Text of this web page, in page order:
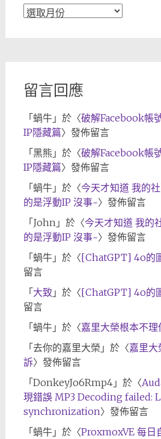
文
留言回應
「蝸牛」於〈破解Facebook帳
IP隱藏篇〉發佈留言
「黑熊 」於〈破解Facebook帳
IP隱藏篇〉發佈留言
「蝸牛」於〈今天才知道 我的
的是浮動IP 沒事~〉發佈留言
「John 」於〈今天才知道 我的
的是浮動IP 沒事~〉發佈留言
「蝸牛」於〈[ChatGPT] 4o的
留言
「大致 」於〈[ChatGPT] 4o的
留言
「蝸牛」於〈嘉里大榮根本不理
「去你的嘉里大榮 」於〈嘉里大
訴〉發佈留言
「DonkeyJo6Rmp4」於〈
現錯誤 MP3 Decoding failed:
synchronization〉發佈留言
「蝸牛」於〈ProxmoxVE 每日